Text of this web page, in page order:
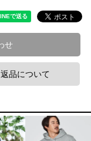
せ
返品について